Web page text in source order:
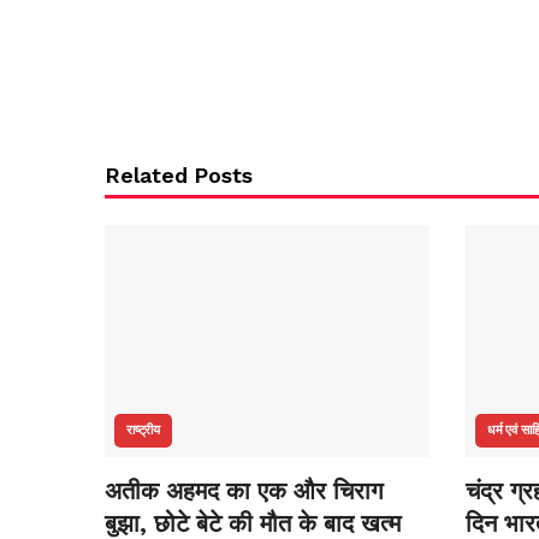
Related Posts
राष्ट्रीय
अतीक अहमद का एक और चिराग
बुझा, छोटे बेटे की मौत के बाद खत्म
धर्म एवं
चंद्र
दिन